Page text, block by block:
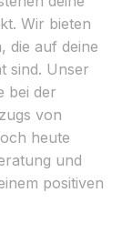
Wir bieten
die auf deine
sind. Unser
bei der
von
heute
und
positiven